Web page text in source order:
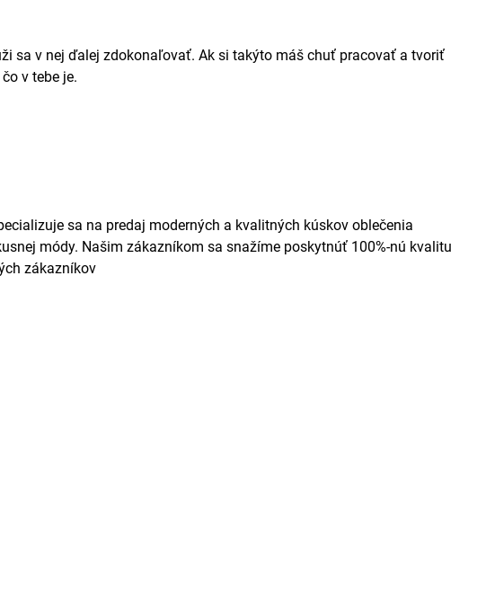
sa v nej ďalej zdokonaľovať. Ak si takýto máš chuť pracovať a tvoriť
v tebe je.
sa na predaj moderných a kvalitných kúskov oblečenia
módy. Našim zákazníkom sa snažíme poskytnúť 100%-nú kvalitu
zákazníkov